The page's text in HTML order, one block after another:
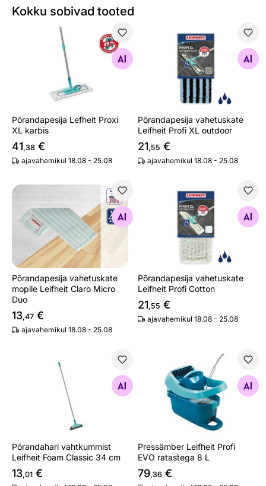
Kokku sobivad tooted
Põrandapesija Lefheit Proxi XL karbis
Otsi sarnaseid
Põrandapesija Lefheit Proxi
XL karbis
41,38 €
ajavahemikul 18.08 - 25.08
Põrandapesija
Otsi sarnaseid
Põrandapesija vahetuskate
Leifheit Profi XL outdoor
21,55 €
ajavahemikul 18.08 - 25.08
Põrandapesija vahetuskate mopile Leifheit Claro Micro
Otsi sarnaseid
Põrandapesija vahetuskate
mopile Leifheit Claro Micro
Duo
13,47 €
ajavahemikul 18.08 - 25.08
Põrandapesija vahetuskate
Otsi sarnaseid
Põrandapesija vahetuskate
Leifheit Profi Cotton
21,55 €
ajavahemikul 18.08 - 25.08
Põrandahari vahtkummist Leifheit Foam Classic 34 cm
Otsi sarnaseid
Põrandahari vahtkummist
Leifheit Foam Classic 34 cm
13,01 €
Pressämber Leifheit Profi
Otsi sarnaseid
Pressämber Leifheit Profi
EVO ratastega 8 L
79,36 €